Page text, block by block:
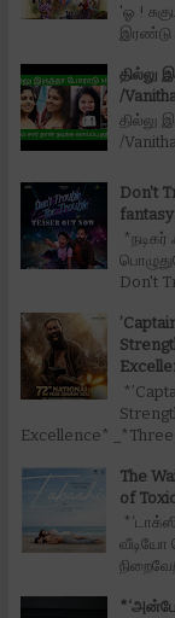
'ஓ !
இரண்டு
தில்லு
/
தில்லு
/
Don't
Don't
Excellence* _*Three
The
of
வீடியோ
*‘அன்பே